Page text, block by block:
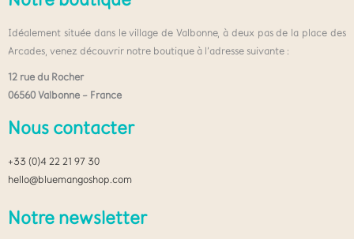
Idéalement située dans le village de Valbonne, à deux pas de la place des
Arcades, venez découvrir notre boutique à l’adresse suivante :
12 rue du Rocher
06560 Valbonne – France
Nous contacter
+33 (0)4 22 21 97 30
hello@bluemangoshop.com
Notre newsletter